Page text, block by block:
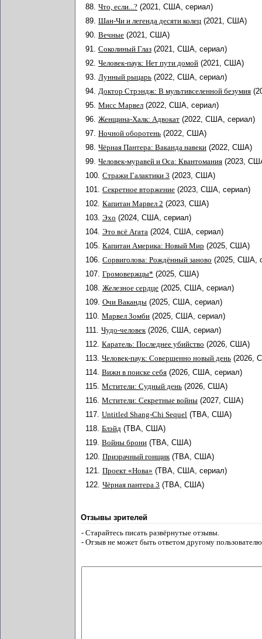
88. Что, если...? (2021, США, сериал)
89. Шан-Чи и легенда десяти колец (2021, США)
90. Вечные (2021, США)
91. Соколиный Глаз (2021, США, сериал)
92. Человек-паук: Нет пути домой (2021, США)
93. Лунный рыцарь (2022, США, сериал)
94. Доктор Стрэндж: В мультивселенной безумия
95. Мисс Марвел (2022, США, сериал)
96. Женщина-Халк: Адвокат (2022, США, сериал)
97. Ночной оборотень (2022, США)
98. Чёрная Пантера: Ваканда навеки (2022, США)
99. Человек-муравей и Оса: Квантомания (2023,
100. Стражи Галактики 3 (2023, США)
101. Секретное вторжение (2023, США, сериал)
102. Капитан Марвел 2 (2023, США)
103. Эхо (2024, США, сериал)
104. Это всё Агата (2024, США, сериал)
105. Капитан Америка: Новый Мир (2025, США)
106. Сорвиголова: Рождённый заново (2025, США,
107. Громовержцы* (2025, США)
108. Железное сердце (2025, США, сериал)
109. Очи Ваканды (2025, США, сериал)
110. Марвел Зомби (2025, США, сериал)
111. Чудо-человек (2026, США, сериал)
112. Каратель: Последнее убийство (2026, США)
113. Человек-паук: Совершенно новый день (2026,
114. Вижн в поиске себя (2026, США, сериал)
115. Мстители: Судный день (2026, США)
116. Мстители: Секретные войны (2027, США)
117. Untitled Shang-Chi Sequel (TBA, США)
118. Блэйд (TBA, США)
119. Войны брони (TBA, США)
120. Призрачный гонщик (TBA, США)
121. Проект «Нова» (TBA, США, сериал)
122. Чёрная пантера 3 (TBA, США)
Отзывы зрителей
- Старайтесь писать развёрнутые отзывы.
- Отзыв не может быть ответом другому